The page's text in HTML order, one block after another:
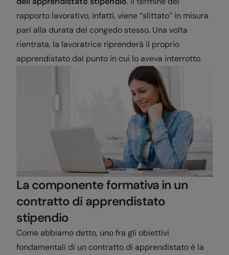
rapporto lavorativo, infatti, viene “slittato” in misura
pari alla durata del congedo stesso. Una volta
rientrata, la lavoratrice riprenderà il proprio
apprendistato dal punto in cui lo aveva interrotto.
La componente formativa in un
contratto di apprendistato
stipendio
Come abbiamo detto, uno fra gli obiettivi
fondamentali di un contratto di apprendistato è la